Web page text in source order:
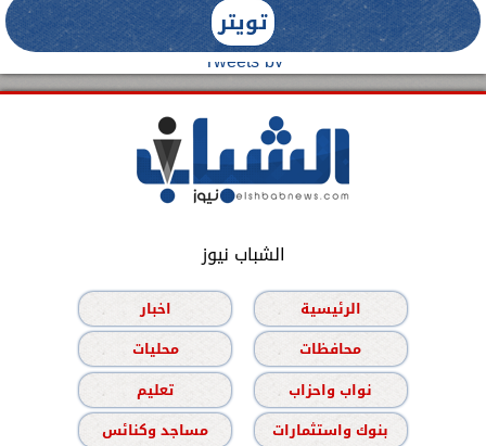
تويتر
Tweets by
الشباب نيوز
الرئيسية
اخبار
محافظات
محليات
نواب واحزاب
تعليم
بنوك واستثمارات
مساجد وكنائس